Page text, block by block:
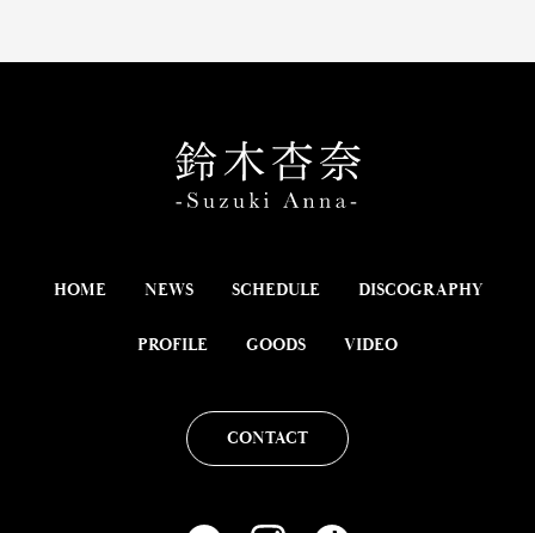
HOME NEWS SCHEDULE DISCOGRAPHY
PROFILE GOODS VIDEO
CONTACT